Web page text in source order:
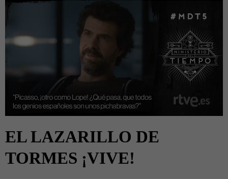
EL LAZARILLO DE
TORMES ¡VIVE!